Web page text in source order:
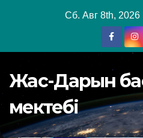
Сб. Авг 8th, 2026
Жас-Дарын
мектебі